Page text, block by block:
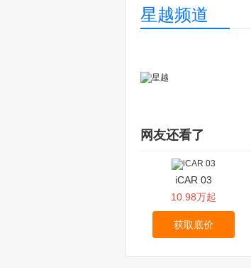
星越频道
网友还看了
iCAR 03
10.98万起
获取底价